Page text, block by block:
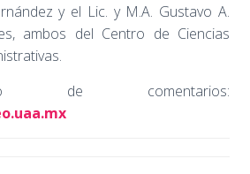
y el Lic. y M.A. Gustavo A.
ambos del Centro de Ciencias
de comentarios: